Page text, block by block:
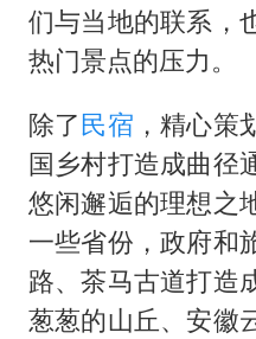
们与当地的联系，
热门景点的压力。
除了民宿 ，精心策
国乡村打造成曲径
悠闲邂逅的理想之
一些省份，政府和
路、茶马古道打造
葱葱的山丘、安徽